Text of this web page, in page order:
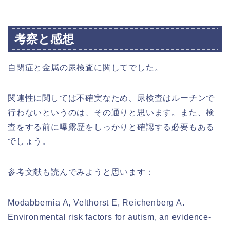
考察と感想
自閉症と金属の尿検査に関してでした。
関連性に関しては不確実なため、尿検査はルーチンで
行わないというのは、その通りと思います。また、検
査をする前に曝露歴をしっかりと確認する必要もある
でしょう。
参考文献も読んでみようと思います：
Modabbernia A, Velthorst E, Reichenberg A.
Environmental risk factors for autism, an evidence-